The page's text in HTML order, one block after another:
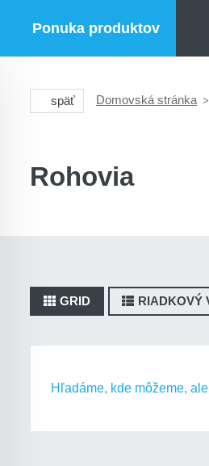
Ponuka produktov
späť Domovská stránka
Rohovia
GRID RIADKOVÝ
Hľadáme, kde môžeme,